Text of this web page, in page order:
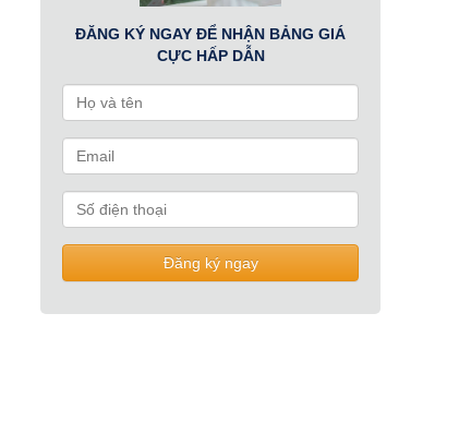
ĐĂNG KÝ NGAY ĐỂ NHẬN BẢNG GIÁ
CỰC HẤP DẪN
Đăng ký ngay